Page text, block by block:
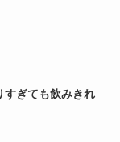
すぎても飲みきれ